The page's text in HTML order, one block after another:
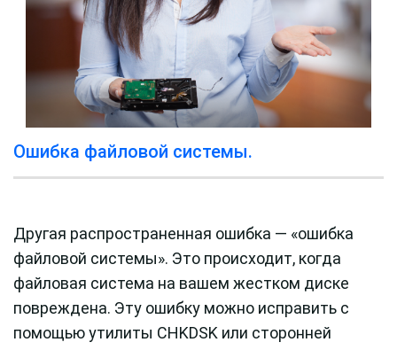
Ошибка файловой системы.
Другая распространенная ошибка — «ошибка
файловой системы». Это происходит, когда
файловая система на вашем жестком диске
повреждена. Эту ошибку можно исправить с
помощью утилиты CHKDSK или сторонней